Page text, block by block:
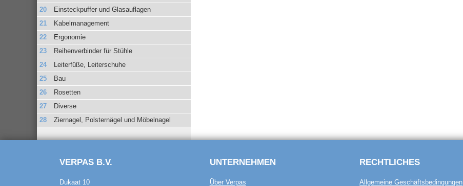
Einsteckpuffer und Glasauflagen
Kabelmanagement
Ergonomie
Reihenverbinder für Stühle
Leiterfüße, Leiterschuhe
Bau
Rosetten
Diverse
Ziernagel, Polsternägel und Möbelnagel
VERPAS B.V.
Dukaat 10
UNTERNEHMEN
Über Verpas
RECHTLICHES
Allgemeine Geschäftsbedingungen